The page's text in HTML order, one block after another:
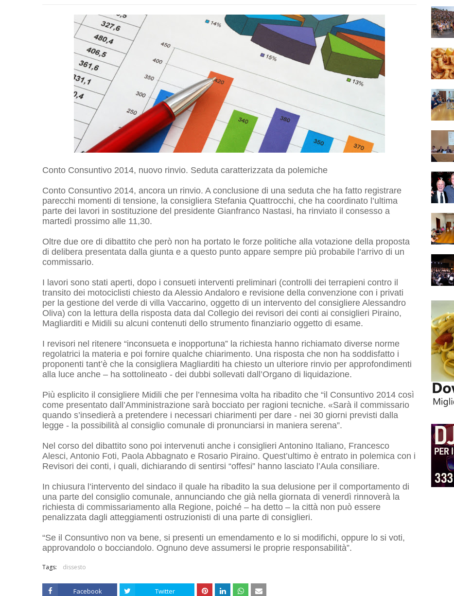
Conto Consuntivo 2014, nuovo rinvio. Seduta caratterizzata da polemiche
Conto Consuntivo 2014, ancora un rinvio. A conclusione di una seduta che ha fatto registrare
parecchi momenti di tensione, la consigliera Stefania Quattrocchi, che ha coordinato l’ultima
parte dei lavori in sostituzione del presidente Gianfranco Nastasi, ha rinviato il consesso a
martedì prossimo alle 11,30.
Oltre due ore di dibattito che però non ha portato le forze politiche alla votazione della proposta
di delibera presentata dalla giunta e a questo punto appare sempre più probabile l’arrivo di un
commissario.
I lavori sono stati aperti, dopo i consueti interventi preliminari (controlli dei terrapieni contro il
transito dei motociclisti chiesto da Alessio Andaloro e revisione della convenzione con i privati
per la gestione del verde di villa Vaccarino, oggetto di un intervento del consigliere Alessandro
Oliva) con la lettura della risposta data dal Collegio dei revisori dei conti ai consiglieri Piraino,
Magliarditi e Midili su alcuni contenuti dello strumento finanziario oggetto di esame.
I revisori nel ritenere “inconsueta e inopportuna” la richiesta hanno richiamato diverse norme
regolatrici la materia e poi fornire qualche chiarimento. Una risposta che non ha soddisfatto i
proponenti tant’è che la consigliera Magliarditi ha chiesto un ulteriore rinvio per approfondimenti
alla luce anche – ha sottolineato - dei dubbi sollevati dall’Organo di liquidazione.
Più esplicito il consigliere Midili che per l’ennesima volta ha ribadito che “il Consuntivo 2014 così
come presentato dall’Amministrazione sarà bocciato per ragioni tecniche. «Sarà il commissario
quando s’insedierà a pretendere i necessari chiarimenti per dare - nei 30 giorni previsti dalla
legge - la possibilità al consiglio comunale di pronunciarsi in maniera serena”.
Nel corso del dibattito sono poi intervenuti anche i consiglieri Antonino Italiano, Francesco
Alesci, Antonio Foti, Paola Abbagnato e Rosario Piraino. Quest’ultimo è entrato in polemica con i
Revisori dei conti, i quali, dichiarando di sentirsi “offesi” hanno lasciato l’Aula consiliare.
In chiusura l’intervento del sindaco il quale ha ribadito la sua delusione per il comportamento di
una parte del consiglio comunale, annunciando che già nella giornata di venerdì rinnoverà la
richiesta di commissariamento alla Regione, poiché – ha detto – la città non può essere
penalizzata dagli atteggiamenti ostruzionisti di una parte di consiglieri.
“Se il Consuntivo non va bene, si presenti un emendamento e lo si modifichi, oppure lo si voti,
approvandolo o bocciandolo. Ognuno deve assumersi le proprie responsabilità”.
Tags: dissesto
Facebook Twitter